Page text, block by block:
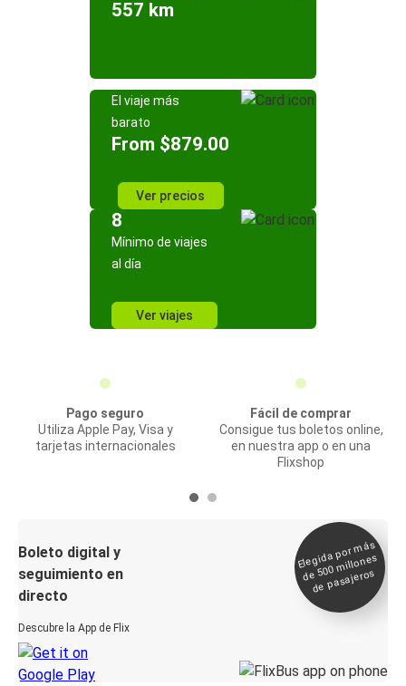
557 km
El viaje más
barato
From $879.00
Ver precios
8
Mínimo de viajes
al día
Ver viajes
Pago seguro
Utiliza Apple Pay, Visa y
tarjetas internacionales
Fácil de comprar
Consigue tus boletos online,
en nuestra app o en una
Flixshop
Boleto digital y
seguimiento en
directo
Descubre la App de Flix
Elegida por
más
de 500
millones
de pasajeros